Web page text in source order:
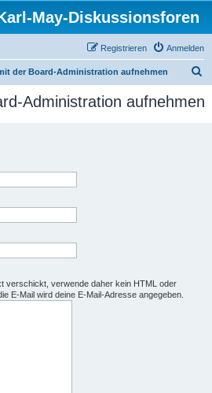
May-Diskussionsforen
Anmelden
Registrieren
der Board-Administration aufnehmen
c
Administration aufnehmen
verschickt, verwende daher kein HTML oder
E-Mail wird deine E-Mail-Adresse angegeben.